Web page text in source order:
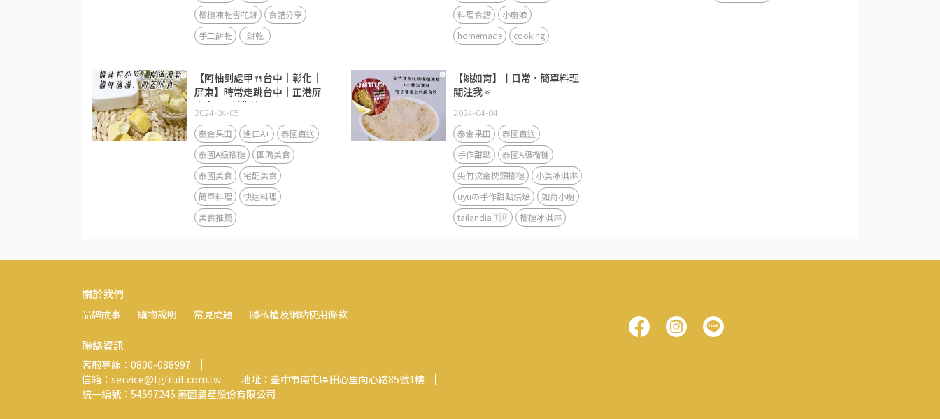
榴槤凍乾雪花餅
食譜分享
手工餅乾
餅乾
料理食譜
小廚娘
homemade
cooking
【阿柚到處甲🍴台中｜彰化｜
屏東】時常走跳台中｜正港屏
東人aka彰化媳婦
2024-04-05
泰金果田 進口A+
泰國直送
泰國A級榴槤
團購美食
泰國美食
宅配美食
簡單料理
快速料理
美食推薦
【姚如育】ㅣ日常·簡單料理
關注我🔅
2024-04-04
泰金果田
泰國直送
手作甜點
泰國A級榴槤
尖竹汶金枕頭榴槤
小美冰淇淋
uyuの手作甜點烘焙
如育小廚
tailandia🇹🇭
榴槤冰淇淋
關於我們
品牌故事 購物說明 常見問題 隱私權及網站使用條款
聯絡資訊
客服專線：0800-088997
信箱：service@tgfruit.com.tw
地址：臺中市南屯區田心里向心路85號1樓
統一編號：54597245 蓁園農產股份有限公司